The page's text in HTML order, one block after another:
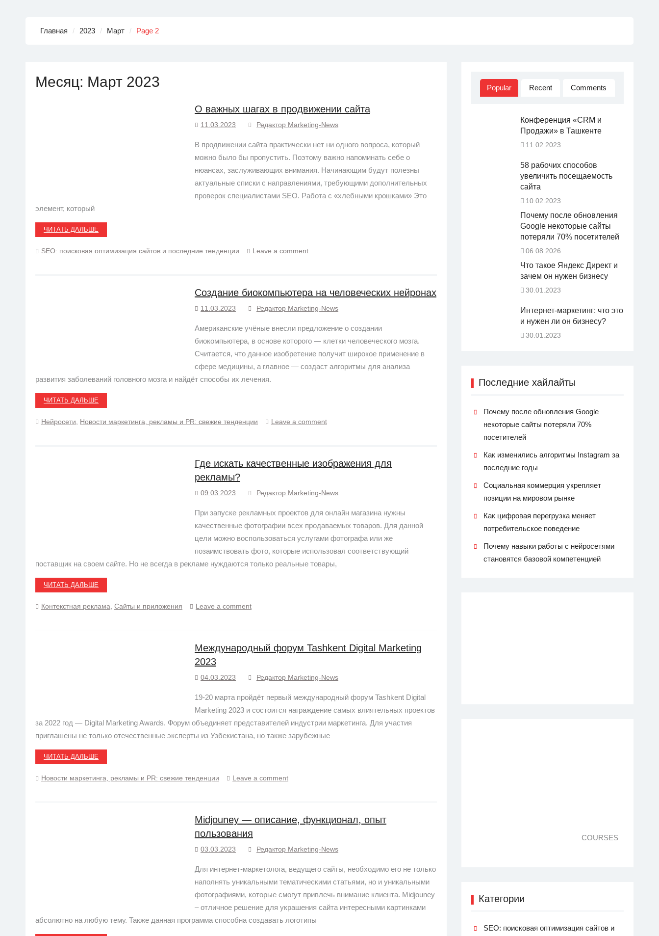
Главная 2023 Март Page 2
Месяц: Март 2023
О важных шагах в продвижении сайта
11.03.2023 Редактор Marketing-News
В продвижении сайта практически нет ни одного вопроса, который
можно было бы пропустить. Поэтому важно напоминать себе о
нюансах, заслуживающих внимания. Начинающим будут полезны
актуальные списки с направлениями, требующими дополнительных
проверок специалистами SEO. Работа с «хлебными крошками» Это
элемент, который
ЧИТАТЬ ДАЛЬШЕ
SEO: поисковая оптимизация сайтов и последние тенденции Leave a comment
Создание биокомпьютера на человеческих нейронах
11.03.2023 Редактор Marketing-News
Американские учёные внесли предложение о создании
биокомпьютера, в основе которого — клетки человеческого мозга.
Считается, что данное изобретение получит широкое применение в
сфере медицины, а главное — создаст алгоритмы для анализа
развития заболеваний головного мозга и найдёт способы их лечения.
ЧИТАТЬ ДАЛЬШЕ
Нейросети Новости маркетинга, рекламы и PR: свежие тенденции Leave a comment
Где искать качественные изображения для
рекламы?
09.03.2023 Редактор Marketing-News
При запуске рекламных проектов для онлайн магазина нужны
качественные фотографии всех продаваемых товаров. Для данной
цели можно воспользоваться услугами фотографа или же
позаимствовать фото, которые использовал соответствующий
поставщик на своем сайте. Но не всегда в рекламе нуждаются только реальные товары,
ЧИТАТЬ ДАЛЬШЕ
Контекстная реклама Сайты и приложения Leave a comment
Международный форум Tashkent Digital Marketing
2023
04.03.2023 Редактор Marketing-News
19-20 марта пройдёт первый международный форум Tashkent Digital
Marketing 2023 и состоится награждение самых влиятельных проектов
за 2022 год — Digital Marketing Awards. Форум объединяет представителей индустрии маркетинга. Для участия
приглашены не только отечественные эксперты из Узбекистана, но также зарубежные
ЧИТАТЬ ДАЛЬШЕ
Новости маркетинга, рекламы и PR: свежие тенденции Leave a comment
Midjouney — описание, функционал, опыт
пользования
03.03.2023 Редактор Marketing-News
Для интернет-маркетолога, ведущего сайты, необходимо его не только
наполнять уникальными тематическими статьями, но и уникальными
фотографиями, которые смогут привлечь внимание клиента. Midjouney
– отличное решение для украшения сайта интересными картинками
абсолютно на любую тему. Также данная программа способна создавать логотипы
Popular Recent Comments
Конференция «CRM и
Продажи» в Ташкенте
11.02.2023
58 рабочих способов
увеличить посещаемость
сайта
10.02.2023
Почему после обновления
Google некоторые сайты
потеряли 70% посетителей
06.08.2026
Что такое Яндекс Директ и
зачем он нужен бизнесу
30.01.2023
Интернет-маркетинг: что это
и нужен ли он бизнесу?
30.01.2023
Последние хайлайты
Почему после обновления Google
некоторые сайты потеряли 70%
посетителей
Как изменились алгоритмы Instagram за
последние годы
Социальная коммерция укрепляет
позиции на мировом рынке
Как цифровая перегрузка меняет
потребительское поведение
Почему навыки работы с нейросетями
становятся базовой компетенцией
COURSES
Категории
SEO: поисковая оптимизация сайтов и